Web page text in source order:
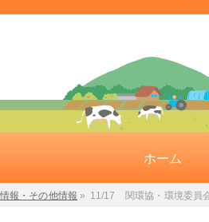
ホーム
報・その他情報 » 11/17 関環協・環境委員